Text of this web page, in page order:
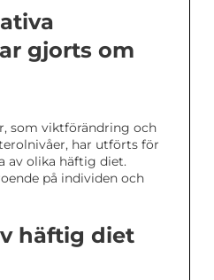
gjorts om
som viktförändring och
har utförts för
av olika häftig diet.
på individen och
häftig diet